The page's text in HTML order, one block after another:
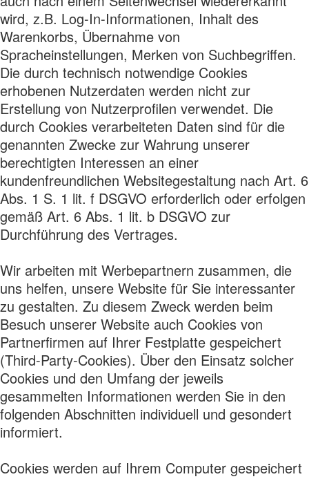
wird, z.B. Log-In-Informationen, Inhalt des
Warenkorbs, Übernahme von
Spracheinstellungen, Merken von Suchbegriffen.
Die durch technisch notwendige Cookies
erhobenen Nutzerdaten werden nicht zur
Erstellung von Nutzerprofilen verwendet. Die
durch Cookies verarbeiteten Daten sind für die
genannten Zwecke zur Wahrung unserer
berechtigten Interessen an einer
kundenfreundlichen Websitegestaltung nach Art. 6
Abs. 1 S. 1 lit. f DSGVO erforderlich oder erfolgen
gemäß Art. 6 Abs. 1 lit. b DSGVO zur
Durchführung des Vertrages.
Wir arbeiten mit Werbepartnern zusammen, die
uns helfen, unsere Website für Sie interessanter
zu gestalten. Zu diesem Zweck werden beim
Besuch unserer Website auch Cookies von
Partnerfirmen auf Ihrer Festplatte gespeichert
(Third-Party-Cookies). Über den Einsatz solcher
Cookies und den Umfang der jeweils
gesammelten Informationen werden Sie in den
folgenden Abschnitten individuell und gesondert
informiert.
Cookies werden auf Ihrem Computer gespeichert